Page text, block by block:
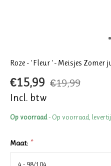
Roze - ' Fleur ' - Meisjes Zomer
€15,99 €19,99
Incl. btw
Op voorraad- Op voorraad,
Maat: *